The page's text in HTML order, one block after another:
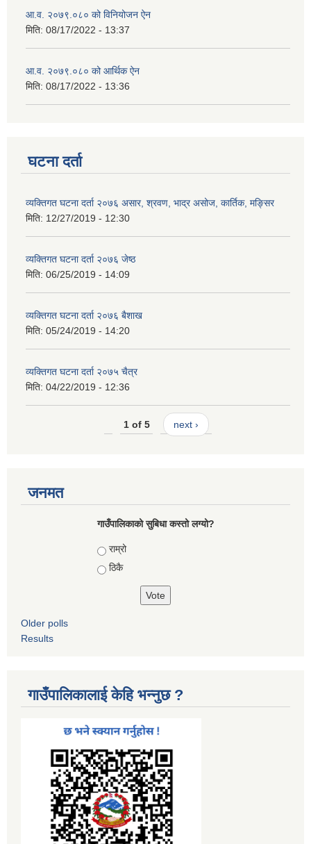
आ.व. २०७९.०८० को विनियोजन ऐन
मिति: 08/17/2022 - 13:37
आ.व. २०७९.०८० को आर्थिक ऐन
मिति: 08/17/2022 - 13:36
घटना दर्ता
व्यक्तिगत घटना दर्ता २०७६ असार, श्रवण, भाद्र असोज, कार्तिक, मङ्सिर
मिति: 12/27/2019 - 12:30
व्यक्तिगत घटना दर्ता २०७६ जेष्ठ
मिति: 06/25/2019 - 14:09
व्यक्तिगत घटना दर्ता २०७६ बैशाख
मिति: 05/24/2019 - 14:20
व्यक्तिगत घटना दर्ता २०७५ चैत्र
मिति: 04/22/2019 - 12:36
1 of 5 next ›
जनमत
गाउँपालिकाको सुबिधा कस्तो लग्यो?
Choices
राम्रो
ठिकै
Older polls
Results
गाउँपालिकालाई केहि भन्नुछ ?